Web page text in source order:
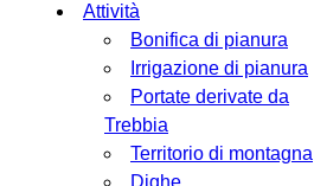
Attività
Bonifica di pianura
Irrigazione di pianura
Portate derivate da
Trebbia
Territorio di montagna